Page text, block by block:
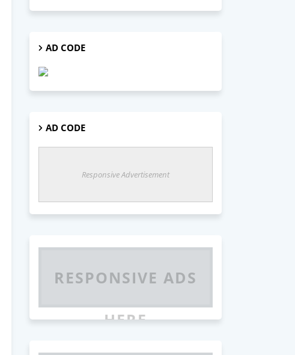
AD CODE
AD CODE
Responsive Advertisement
RESPONSIVE ADS
HERE